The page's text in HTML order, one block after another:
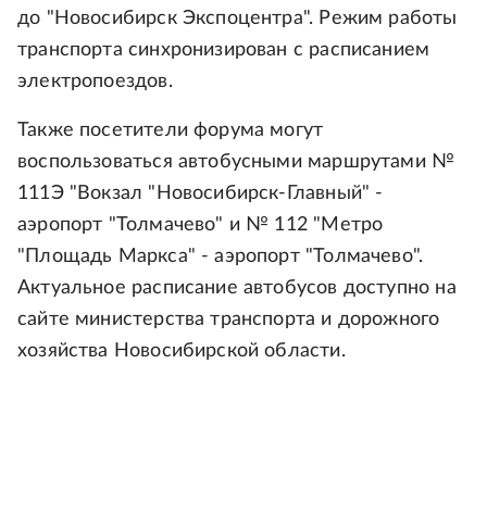
до "Новосибирск Экспоцентра". Режим работы
транспорта синхронизирован с расписанием
электропоездов.
Также посетители форума могут
воспользоваться автобусными маршрутами №
111Э "Вокзал "Новосибирск-Главный" -
аэропорт "Толмачево" и № 112 "Метро
"Площадь Маркса" - аэропорт "Толмачево".
Актуальное расписание автобусов доступно на
сайте министерства транспорта и дорожного
хозяйства Новосибирской области.